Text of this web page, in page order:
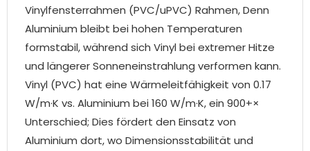
Vinylfensterrahmen (PVC/uPVC) Rahmen, Denn
Aluminium bleibt bei hohen Temperaturen
formstabil, während sich Vinyl bei extremer Hitze
und längerer Sonneneinstrahlung verformen kann.
Vinyl (PVC) hat eine Wärmeleitfähigkeit von 0.17
W/m·K vs. Aluminium bei 160 W/m·K, ein 900+×
Unterschied; Dies fördert den Einsatz von
Aluminium dort, wo Dimensionsstabilität und